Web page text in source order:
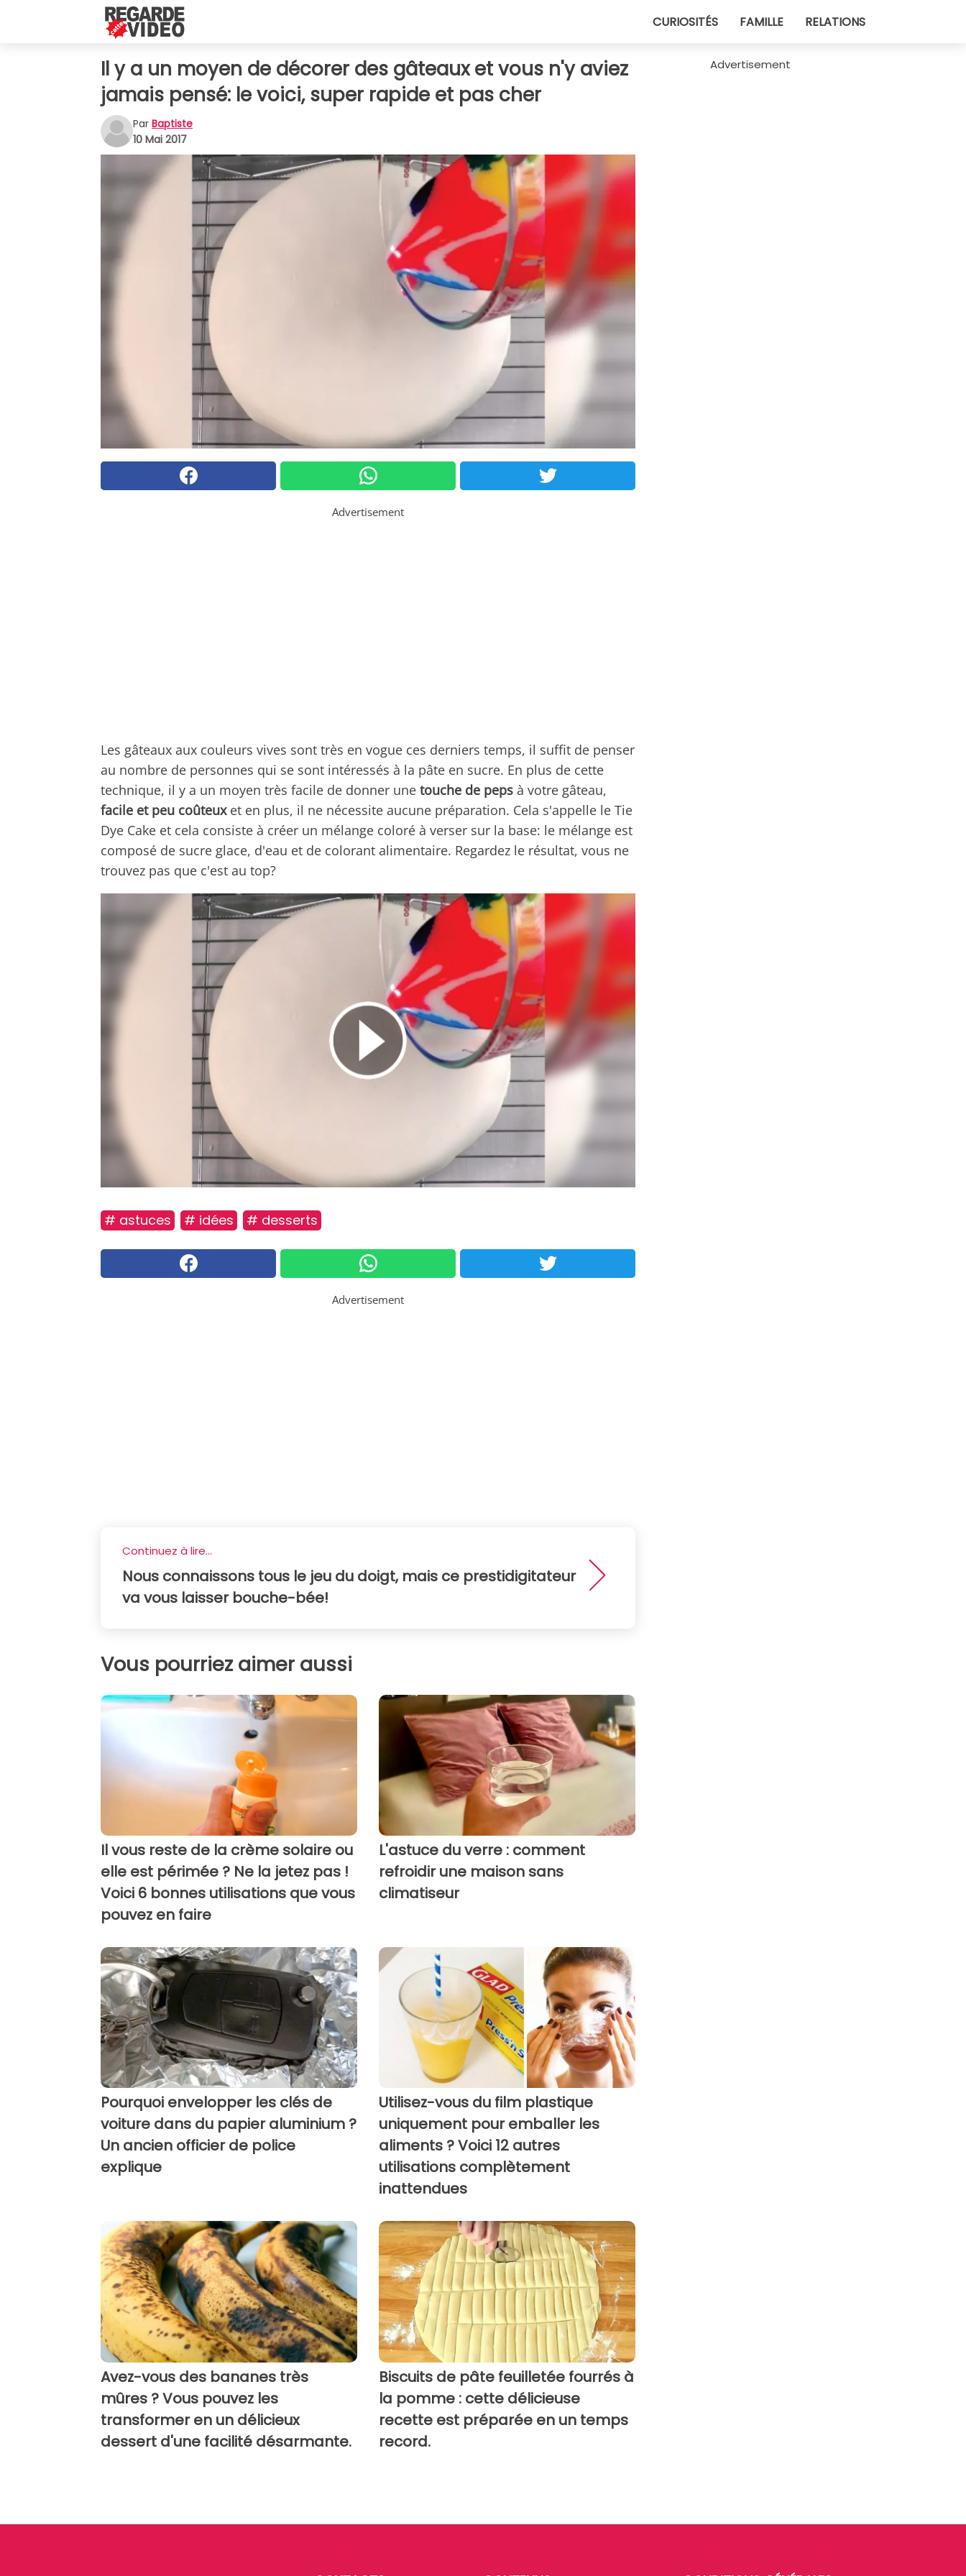
CURIOSITÉS FAMILLE RELATIONS
Il y a un moyen de décorer des gâteaux et vous n'y aviez
jamais pensé: le voici, super rapide et pas cher
Par Baptiste
10 Mai 2017
Advertisement
Les gâteaux aux couleurs vives sont très en vogue ces derniers temps, il suffit de penser
au nombre de personnes qui se sont intéressés à la pâte en sucre. En plus de cette
technique, il y a un moyen très facile de donner une touche de peps à votre gâteau,
facile et peu coûteuxet en plus, il ne nécessite aucune préparation. Cela s'appelle le Tie
Dye Cake et cela consiste à créer un mélange coloré à verser sur la base: le mélange est
composé de sucre glace, d'eau et de colorant alimentaire. Regardez le résultat, vous ne
trouvez pas que c'est au top?
# astuces # idées # desserts
Advertisement
Continuez à lire...
Nous connaissons tous le jeu du doigt, mais ce prestidigitateur
va vous laisser bouche-bée!
Vous pourriez aimer aussi
Il vous reste de la crème solaire ou
elle est périmée ? Ne la jetez pas !
Voici 6 bonnes utilisations que vous
pouvez en faire
L'astuce du verre : comment
refroidir une maison sans
climatiseur
Pourquoi envelopper les clés de
voiture dans du papier aluminium ?
Un ancien officier de police
explique
Utilisez-vous du film plastique
uniquement pour emballer les
aliments ? Voici 12 autres
utilisations complètement
inattendues
Avez-vous des bananes très
mûres ? Vous pouvez les
transformer en un délicieux
dessert d'une facilité désarmante.
Biscuits de pâte feuilletée fourrés à
la pomme : cette délicieuse
recette est préparée en un temps
record.
Advertisement